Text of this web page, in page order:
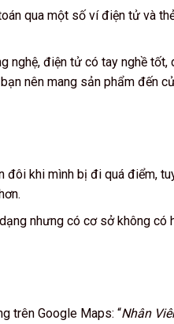
qua một số ví điện tử và
điện tử có tay nghề tốt,
nên mang sản phẩm đến
đôi khi mình bị đi quá điểm,
nhưng có cơ sở không có
trên Google Maps: “Nhân